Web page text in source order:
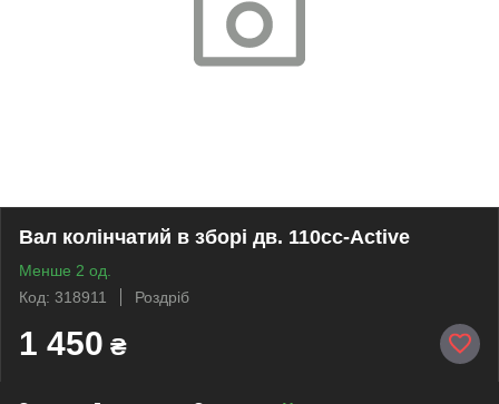
Вал колiнчатий в зборі дв. 110cc-Active
Менше 2 од.
Код: 318911
Роздріб
1 450 ₴